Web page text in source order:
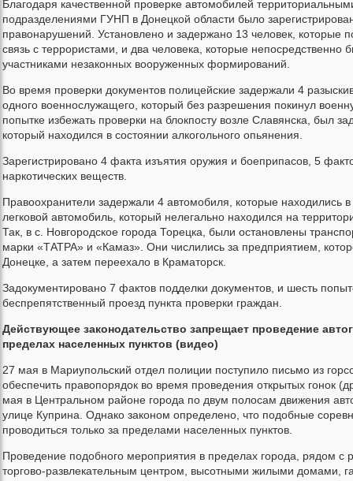
Благодаря качественной проверке автомобилей
подразделениями ГУНП в Донецкой области было
правонарушений. Установлено и задержано 13 человек, которые
связь с террористами, и два человека, которые непосредственно
участниками незаконных вооруженных формирований.
Во время проверки документов полицейские задержали 4
одного военнослужащего, который без разрешения покинул
попытке избежать проверки на блокпосту возле Славянска, был
который находился в состоянии алкогольного опьянения.
Зарегистрировано 4 факта изъятия оружия и боеприпасов, 5
наркотических веществ.
Правоохранители задержали 4 автомобиля, которые находились в
легковой автомобиль, который нелегально находился на
Так, в с. Новгородское города Торецка, были остановлены
марки «ТАТРА» и «Камаз». Они числились за предприятием,
Донецке, а затем переехало в Краматорск.
Задокументировано 7 фактов подделки документов, и шесть
беспрепятственный проезд пункта проверки граждан.
Действующее законодательство запрещает проведение
пределах населенных пунктов (видео)
27 мая в Мариупольский отдел полиции поступило письмо из
обеспечить правопорядок во время проведения открытых гонок
мая в Центральном районе города по двум полосам движения
улице Куприна. Однако законом определено, что подобные
проводиться только за пределами населенных пунктов.
Проведение подобного мероприятия в пределах города, рядом с
торгово-развлекательным центром, высотными жилыми домами,